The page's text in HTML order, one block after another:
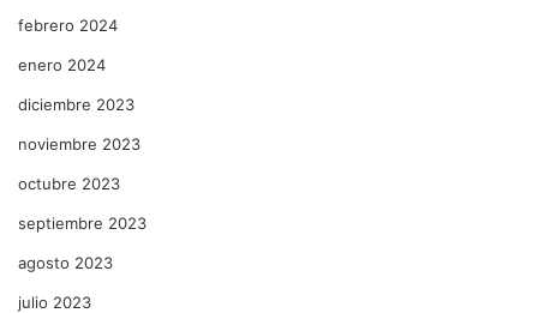
febrero 2024
enero 2024
diciembre 2023
noviembre 2023
octubre 2023
septiembre 2023
agosto 2023
julio 2023